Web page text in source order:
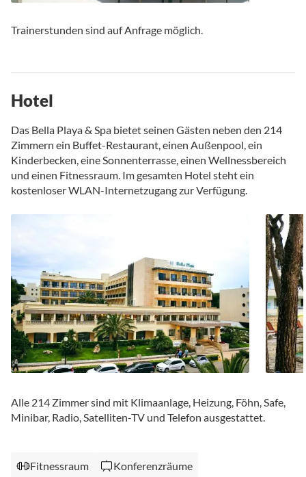
Trainerstunden sind auf Anfrage möglich.
Hotel
Das Bella Playa & Spa bietet seinen Gästen neben den 214
Zimmern ein Buffet-Restaurant, einen Außenpool, ein
Kinderbecken, eine Sonnenterrasse, einen Wellnessbereich
und einen Fitnessraum. Im gesamten Hotel steht ein
kostenloser WLAN-Internetzugang zur Verfügung.
Alle 214 Zimmer sind mit Klimaanlage, Heizung, Föhn, Safe,
Minibar, Radio, Satelliten-TV und Telefon ausgestattet.
Fitnessraum Konferenzräume